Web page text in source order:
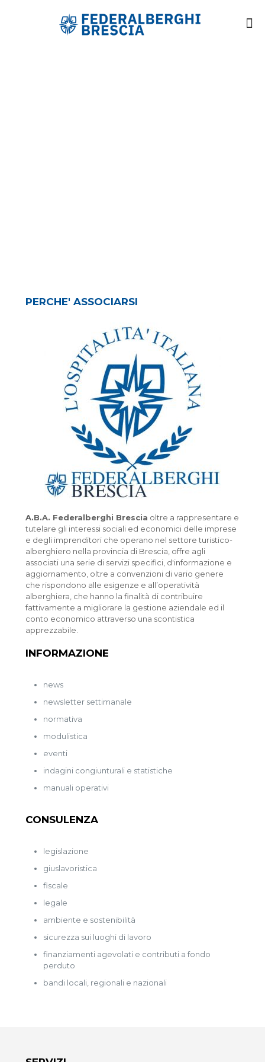
PERCHE' ASSOCIARSI
A.B.A. Federalberghi Brescia oltre a rappresentare e
tutelare gli interessi sociali ed economici delle imprese
e degli imprenditori che operano nel settore turistico-
alberghiero nella provincia di Brescia, offre agli
associati una serie di servizi specifici, d'informazione e
aggiornamento, oltre a convenzioni di vario genere
che rispondono alle esigenze e all’operatività
alberghiera, che hanno la finalità di contribuire
fattivamente a migliorare la gestione aziendale ed il
conto economico attraverso una scontistica
apprezzabile.
INFORMAZIONE
news
newsletter settimanale
normativa
modulistica
eventi
indagini congiunturali e statistiche
manuali operativi
CONSULENZA
legislazione
giuslavoristica
fiscale
legale
ambiente e sostenibilità
sicurezza sui luoghi di lavoro
finanziamenti agevolati e contributi a fondo
perduto
bandi locali, regionali e nazionali